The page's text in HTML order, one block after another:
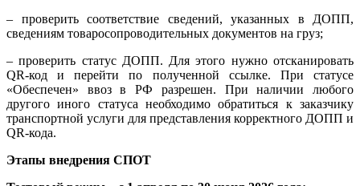
– проверить соответствие сведений, указанных в ДОПП,
сведениям товаросопроводительных документов на груз;
– проверить статус ДОПП. Для этого нужно отсканировать
QR-код и перейти по полученной ссылке. При статусе
«Обеспечен» ввоз в РФ разрешен. При наличии любого
другого иного статуса необходимо обратиться к заказчику
транспортной услуги для представления корректного ДОПП и
QR-кода.
Этапы внедрения СПОТ